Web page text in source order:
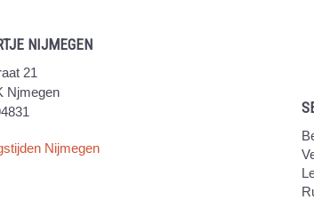
NIJMEGEN
21
Njmegen
Nijmegen